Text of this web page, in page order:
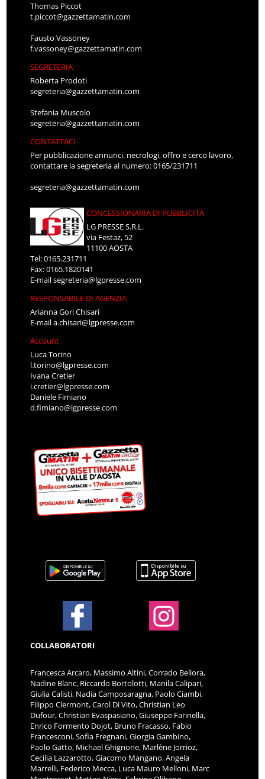
Thomas Piccot
t.piccot@gazzettamatin.com
Fausto Vassoney
f.vassoney@gazzettamatin.com
SEGRETERIA
Roberta Prodoti
segreteria@gazzettamatin.com
Stefania Muscolo
segreteria@gazzettamatin.com
CONTATTACI
Per pubblicazione annunci, necrologi, offro e cerco lavoro,
contattare la segreteria al numero: 0165/231711
segreteria@gazzettamatin.com
CONCESSIONARIA DI PUBBLICITÀ
LG PRESSE S.R.L.
via Festaz, 52
11100 AOSTA
Tel: 0165.231711
Fax: 0165.1820141
E-mailsegreteria@lgpresse.com
RESPONSABILE DI AGENZIA
Arianna Gori Chisari
E-maila.chisari@lgpresse.com
Account
Luca Torino
l.torino@lgpresse.com
Ivana Cretier
i.cretier@lgpresse.com
Daniele Fimiano
d.fimiano@lgpresse.com
COLLABORATORI
Francesca Arcaro, Massimo Altini, Corrado Bellora,
Nadine Blanc, Riccardo Bortolotti, Manila Calipari,
Giulia Calisti, Nadia Camposaragna, Paolo Ciambi,
Filippo Clermont, Carol Di Vito, Christian Leo
Dufour, Christian Evaspasiano, Giuseppe Farinella,
Enrico Formento Dojot, Bruno Fracasso, Fabio
Francesconi, Sofia Fregnani, Giorgia Gambino,
Paolo Gatto, Michael Ghignone, Marlène Jorrioz,
Cecilia Lazzarotto, Giacomo Mangano, Angela
Marrelli, Federico Mecca, Luca Mauro Melloni, Marc